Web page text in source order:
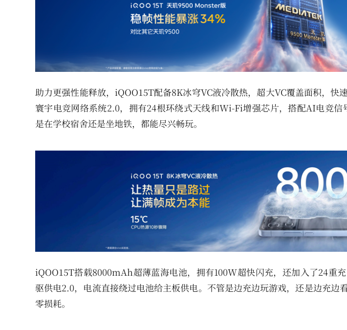
助力更强性能释放，iQOO15T配备8K冰穹VC液冷散热，超大VC覆盖面积，快
寰宇电竞网络系统2.0，拥有24根环绕式天线和Wi-Fi增强芯片，搭配AI电竞
是在学校宿舍还是坐地铁，都能尽兴畅玩。
iQOO15T搭载8000mAh超薄蓝海电池，拥有100W超快闪充，还加入了24重
驱供电2.0，电流直接绕过电池给主板供电。不管是边充边玩游戏，还是边充边
零损耗。